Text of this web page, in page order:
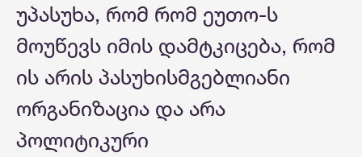
უპასუხა, რომ რომ ეუთო-ს
მოუწევს იმის დამტკიცება, რომ
ის არის პასუხისმგებლიანი
ორგანიზაცია და არა
პოლიტიკური